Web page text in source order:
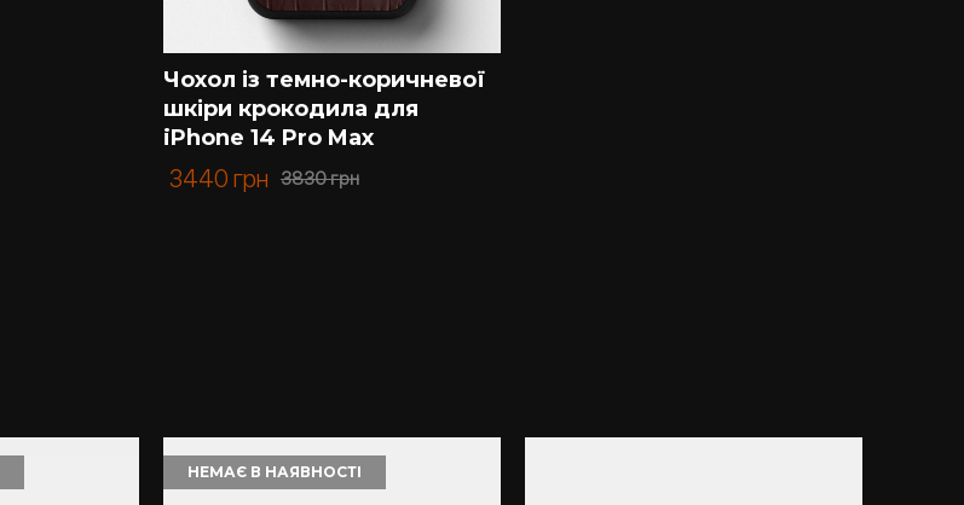
Чохол із темно-коричневої
шкіри крокодила для
iPhone 14 Pro Max
3830грн
3440 грн
НЕМАЄ В НАЯВНОСТІ